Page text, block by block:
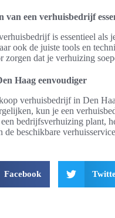
van een verhuisbedrijf
is essentieel
ook de juiste tools en
zorgen dat je verhuizing
Haag eenvoudiger
verhuisbedrijf in Den
kun je een
bedrijfsverhuizing plant,
beschikbare
Facebook